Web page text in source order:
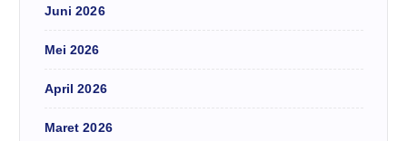
Juni 2026
Mei 2026
April 2026
Maret 2026